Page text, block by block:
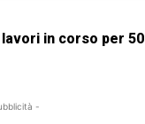
in corso per 50
-